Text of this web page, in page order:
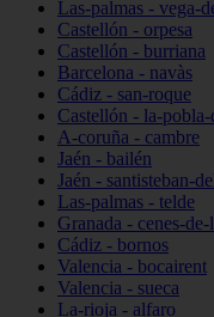
Las-palmas - vega-
Castellón - orpesa
Castellón - burriana
Barcelona - navàs
Cádiz - san-roque
Castellón - la-pobla-
A-coruña - cambre
Jaén - bailén
Jaén - santisteban-
Las-palmas - telde
Granada - cenes-de-
Cádiz - bornos
Valencia - bocairent
Valencia - sueca
La-rioja - alfaro